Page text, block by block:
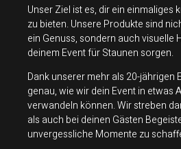
Unser Ziel ist es, dir ein einmaliges
zu bieten. Unsere Produkte sind
ein Genuss, sondern auch visuelle
deinem Event für Staunen sorgen.
Dank unserer mehr als 20-jährigen
genau, wie wir dein Event in etwas
verwandeln können. Wir streben
als auch bei deinen Gästen
unvergessliche Momente zu